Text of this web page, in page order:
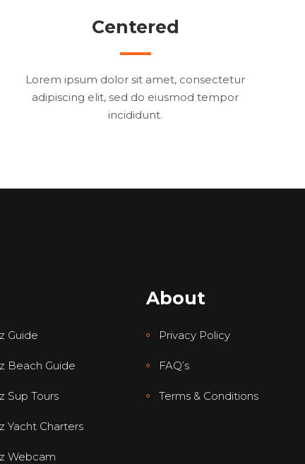
Centered
Lorem ipsum dolor sit amet, consectetur
adipiscing elit, sed do eiusmod tempor
incididunt.
Guide
Beach Guide
Sup Tours
Yacht Charters
Webcam
About
Privacy Policy
FAQ’s
Terms & Conditions